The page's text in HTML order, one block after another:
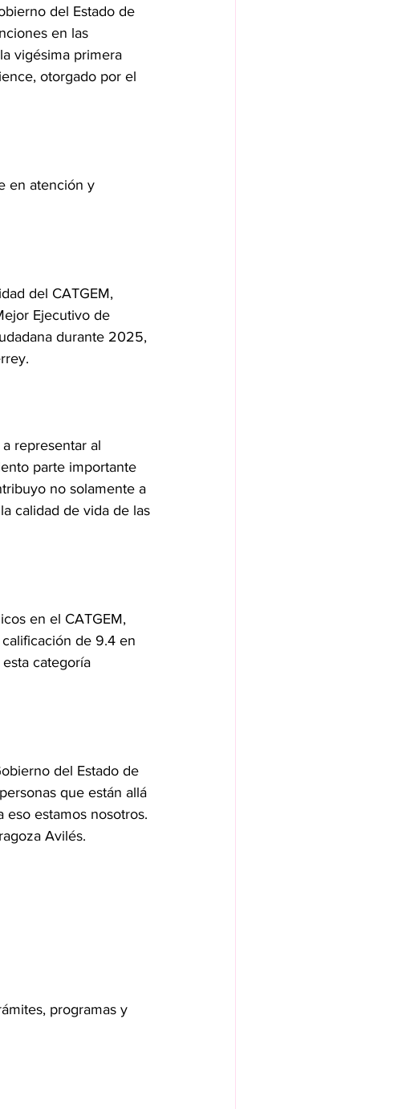
del Estado de
en las
vigésima primera
otorgado por el
en atención y
del CATGEM,
Ejecutivo de
durante 2025,
representar al
parte importante
no solamente a
calidad de vida de las
en el CATGEM,
de 9.4 en
categoría
del Estado de
que están allá
estamos nosotros.
Avilés.
programas y